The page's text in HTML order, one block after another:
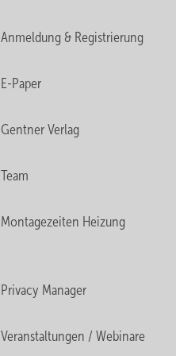
Anmeldung & Registrierung
E-Paper
Gentner Verlag
Team
Montagezeiten Heizung
Privacy Manager
Veranstaltungen / Webinare